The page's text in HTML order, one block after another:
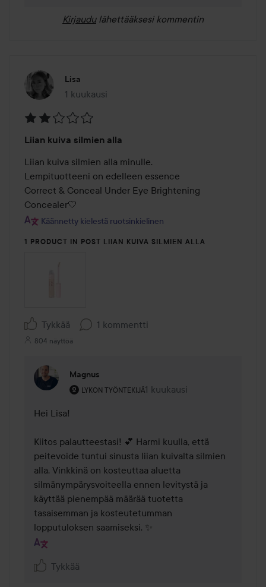
Kirjaudu lähettääksesi kommentin
Lisa
1 kuukausi
Viesti luotiin 1 kuukausi
2
/
5
Liian kuiva silmien alla
Liian kuiva silmien alla minulle.
Lempituotteeni on edelleen essence
Correct & Conceal Under Eye Brightening
Concealer🤍
Käännetty kielestä ruotsinkielinen
1 PRODUCT IN POST LIIAN KUIVA SILMIEN ALLA
Tykkää 1 kommentti
804 näyttöä
Magnus
LYKON TYÖNTEKIJÄ
Käyttäjän rooli: Lykon työntekijä.
1 kuukausi
Kommentti lisättiin 1
Hei Lisa!
Kiitos palautteestasi! 💕 Harmi kuulla, että
peitevoide tuntui sinusta liian kuivalta silmien
alla. Vinkkinä on kosteuttaa aluetta
silmänympärysvoiteella ennen levitystä ja
käyttää pienempää määrää tuotetta
tasaisemman ja kosteutetumman
lopputuloksen saamiseksi. ✨
Tykkää